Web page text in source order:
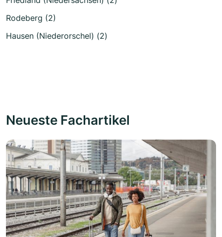
Rodeberg (2)
Hausen (Niederorschel) (2)
Neueste Fachartikel